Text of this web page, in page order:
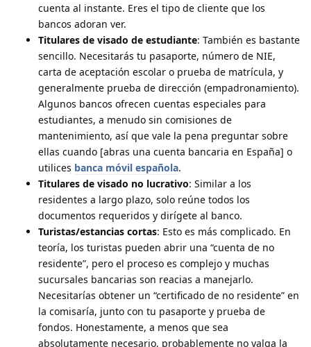
cuenta al instante. Eres el tipo de cliente que los
bancos adoran ver.
Titulares de visado de estudiante: También es bastante
sencillo. Necesitarás tu pasaporte, número de NIE,
carta de aceptación escolar o prueba de matrícula, y
generalmente prueba de dirección (empadronamiento).
Algunos bancos ofrecen cuentas especiales para
estudiantes, a menudo sin comisiones de
mantenimiento, así que vale la pena preguntar sobre
ellas cuando [abras una cuenta bancaria en España] o
utilices banca móvil española.
Titulares de visado no lucrativo: Similar a los
residentes a largo plazo, solo reúne todos los
documentos requeridos y dirígete al banco.
Turistas/estancias cortas: Esto es más complicado. En
teoría, los turistas pueden abrir una “cuenta de no
residente”, pero el proceso es complejo y muchas
sucursales bancarias son reacias a manejarlo.
Necesitarías obtener un “certificado de no residente” en
la comisaría, junto con tu pasaporte y prueba de
fondos. Honestamente, a menos que sea
absolutamente necesario, probablemente no valga la